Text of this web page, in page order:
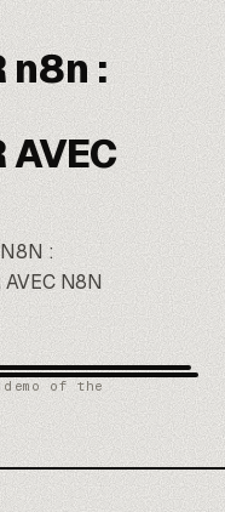
n8n :
AVEC
N8N:
AVEC N8N
of the